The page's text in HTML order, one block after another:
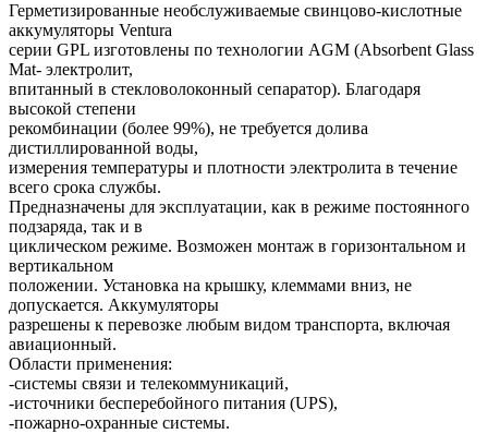
Герметизированные необслуживаемые свинцово-кислотные
аккумуляторы Ventura
серии GPL изготовлены по технологии AGM (Absorbent Glass
Mat- электролит,
впитанный в стекловолоконный сепаратор). Благодаря
высокой степени
рекомбинации (более 99%), не требуется долива
дистиллированной воды,
измерения температуры и плотности электролита в течение
всего срока службы.
Предназначены для эксплуатации, как в режиме постоянного
подзаряда, так и в
циклическом режиме. Возможен монтаж в горизонтальном и
вертикальном
положении. Установка на крышку, клеммами вниз, не
допускается. Аккумуляторы
разрешены к перевозке любым видом транспорта, включая
авиационный.
Области применения:
-системы связи и телекоммуникаций,
-источники бесперебойного питания (UPS),
-пожарно-охранные системы.